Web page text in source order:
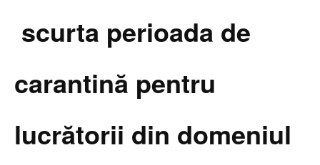
scurta perioada de
carantină pentru
lucrătorii din domeniul